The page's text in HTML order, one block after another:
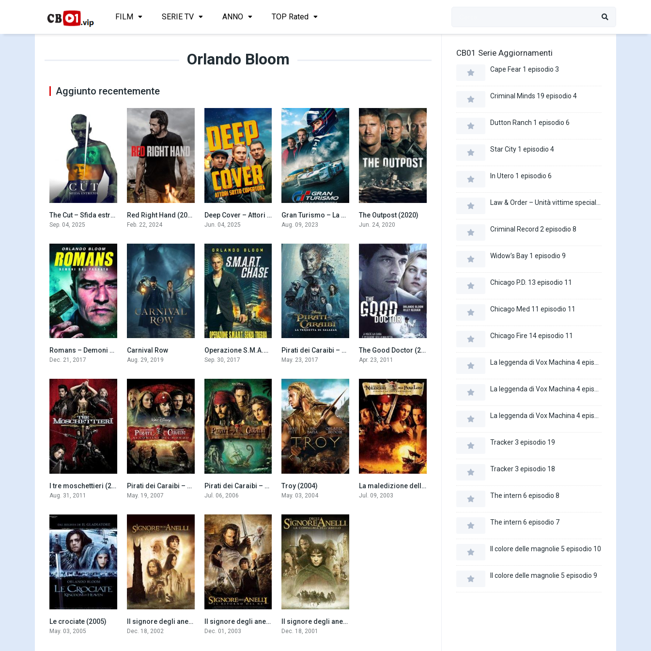
FILM SERIE TV ANNO TOP Rated
Orlando Bloom
Aggiunto recentemente
5.7The Cut – Sfida estrema (2025)
Sep. 04, 2025
5.5Red Right Hand (2024)
Feb. 22, 2024
8.5Deep Cover – Attori sotto copertura (2025)
Jun. 04, 2025
7.4
Gran Turismo – La storia di un sogno impossibile (2023)
Aug. 09, 2023
6.8
The Outpost (2020)
Jun. 24, 2020
5.3
Romans – Demoni dal passato (2017)
Dec. 21, 2017
Carnival Row
Aug. 29, 2019
5.2
Operazione S.M.A.R.T. Senza tregua (2017)
Sep. 30, 2017
6.6
Pirati dei Caraibi – La vendetta di Salazar (2017)
May. 23, 2017
5.5The Good Doctor (2011)
Apr. 23, 2011
5.8I tre moschettieri (2011)
Aug. 31, 2011
7.1
Pirati dei Caraibi – Ai confini del mondo (2007)
May. 19, 2007
7.3
Pirati dei Caraibi – La maledizione del forziere fantasma (2006)
Jul. 06, 2006
Troy (2004)
May. 03, 2004
8.0La maledizione della prima luna (2003)
Jul. 09, 2003
7.2
Le crociate (2005)
May. 03, 2005
8.7Il signore degli anelli – Le due torri (2002)
Dec. 18, 2002
8.9Il signore degli anelli – Il ritorno del re (2003)
Dec. 01, 2003
8.8Il signore degli anelli – La compagnia dell’anello (2001)
Dec. 18, 2001
CB01 Serie Aggiornamenti
Cape Fear 1 episodio 3
Criminal Minds 19 episodio 4
Dutton Ranch 1 episodio 6
Star City 1 episodio 4
In Utero 1 episodio 6
Criminal Record 2 episodio 8
Widow’s Bay 1 episodio 9
Chicago P.D. 13 episodio 11
Chicago Med 11 episodio 11
Chicago Fire 14 episodio 11
Tracker 3 episodio 19
Tracker 3 episodio 18
The intern 6 episodio 8
The intern 6 episodio 7
Il colore delle magnolie 5 episodio 10
Il colore delle magnolie 5 episodio 9